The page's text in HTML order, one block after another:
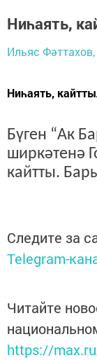
Ниһаять,
Ильяс Фәттахов,
Ниһаять,
Бүген “Ак
ширкәтенә
кайтты.
Следите за
Telegram-
Читайте
https://